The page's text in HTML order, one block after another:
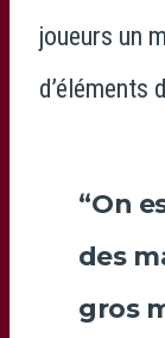
joueurs un
d’éléments
“On
des
gros